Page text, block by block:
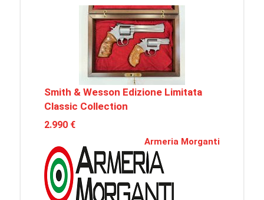
Smith & Wesson Edizione Limitata
Classic Collection
2.990 €
Armeria Morganti